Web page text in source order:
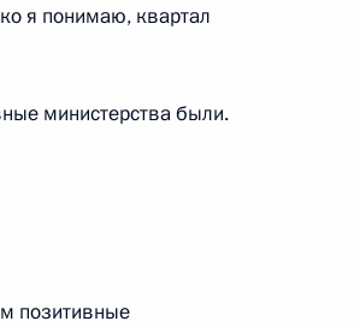
2 13м
я понимаю, квартал
министерства были.
позитивные